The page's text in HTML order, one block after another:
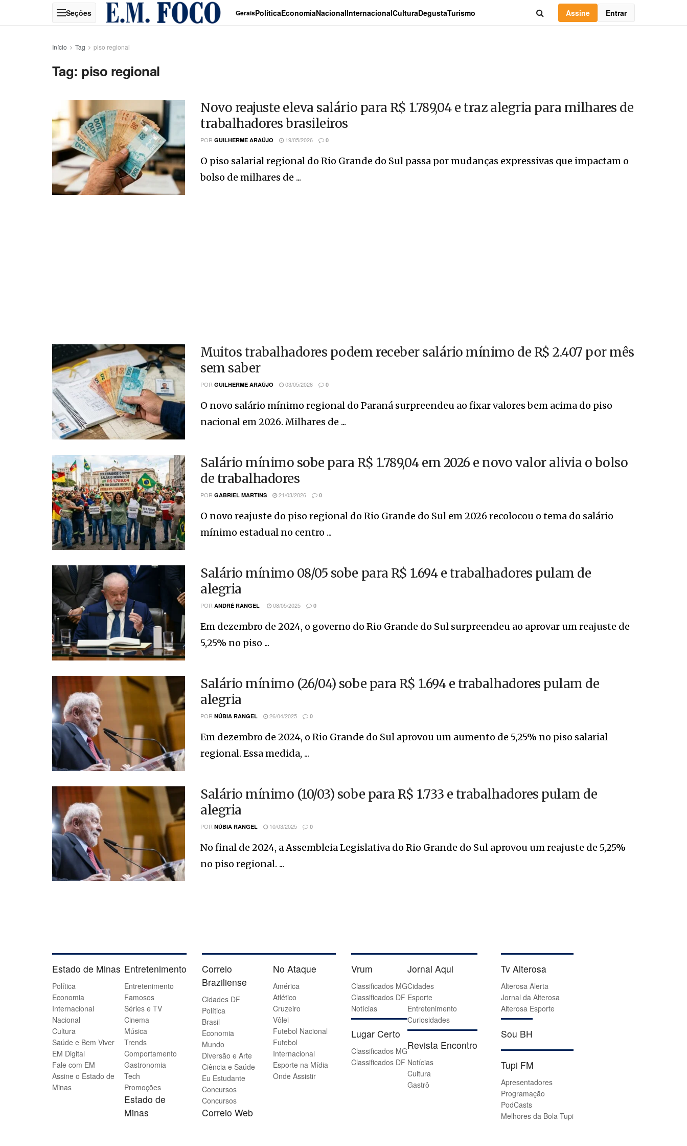
GeraisPolíticaEconomiaNacionalInternacionalCulturaDegustaTurismo Assine Entrar
Início Tag piso regional
Tag: piso regional
Novo reajuste eleva salário para R$ 1.789,04 e traz alegria para milhares de
trabalhadores brasileiros
POR GUILHERME ARAÚJO 19/05/2026 0
O piso salarial regional do Rio Grande do Sul passa por mudanças expressivas que impactam o
bolso de milhares de ...
Muitos trabalhadores podem receber salário mínimo de R$ 2.407 por mês
sem saber
POR GUILHERME ARAÚJO 03/05/2026 0
O novo salário mínimo regional do Paraná surpreendeu ao fixar valores bem acima do piso
nacional em 2026. Milhares de ...
Salário mínimo sobe para R$ 1.789,04 em 2026 e novo valor alivia o bolso
de trabalhadores
POR GABRIEL MARTINS 21/03/2026 0
O novo reajuste do piso regional do Rio Grande do Sul em 2026 recolocou o tema do salário
mínimo estadual no centro ...
Salário mínimo 08/05 sobe para R$ 1.694 e trabalhadores pulam de
alegria
POR ANDRÉ RANGEL 08/05/2025 0
Em dezembro de 2024, o governo do Rio Grande do Sul surpreendeu ao aprovar um reajuste de
5,25% no piso ...
Salário mínimo (26/04) sobe para R$ 1.694 e trabalhadores pulam de
alegria
POR NÚBIA RANGEL 26/04/2025 0
Em dezembro de 2024, o Rio Grande do Sul aprovou um aumento de 5,25% no piso salarial
regional. Essa medida, ...
Salário mínimo (10/03) sobe para R$ 1.733 e trabalhadores pulam de
alegria
POR NÚBIA RANGEL 10/03/2025 0
No final de 2024, a Assembleia Legislativa do Rio Grande do Sul aprovou um reajuste de 5,25%
no piso regional. ...
Estado de Minas
Política
Economia
Internacional
Nacional
Cultura
Saúde e Bem Viver
EM Digital
Fale com EM
Assine o Estado de
Minas
Entretenimento
Entretenimento
Famosos
Séries e TV
Cinema
Música
Trends
Comportamento
Gastronomia
Tech
Promoções
Estado de
Minas
Correio
Braziliense
Cidades DF
Política
Brasil
Economia
Mundo
Diversão e Arte
Ciência e Saúde
Eu Estudante
Concursos
Concursos
Correio Web
No Ataque
América
Atlético
Cruzeiro
Vôlei
Futebol Nacional
Futebol
Internacional
Esporte na Mídia
Onde Assistir
Vrum
Classificados MG
Classificados DF
Notícias
Lugar Certo
Classificados MG
Classificados DF
Jornal Aqui
Cidades
Esporte
Entretenimento
Curiosidades
Revista Encontro
Notícias
Cultura
Gastrô
Tv Alterosa
Alterosa Alerta
Jornal da Alterosa
Alterosa Esporte
Sou BH
Tupi FM
Apresentadores
Programação
PodCasts
Melhores da Bola Tupi